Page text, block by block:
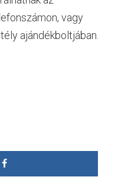
vagy
ajándékboltjában.